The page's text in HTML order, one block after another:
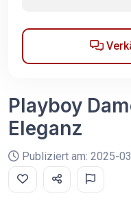
Playboy
Eleganz
Publiziert am: 2025-